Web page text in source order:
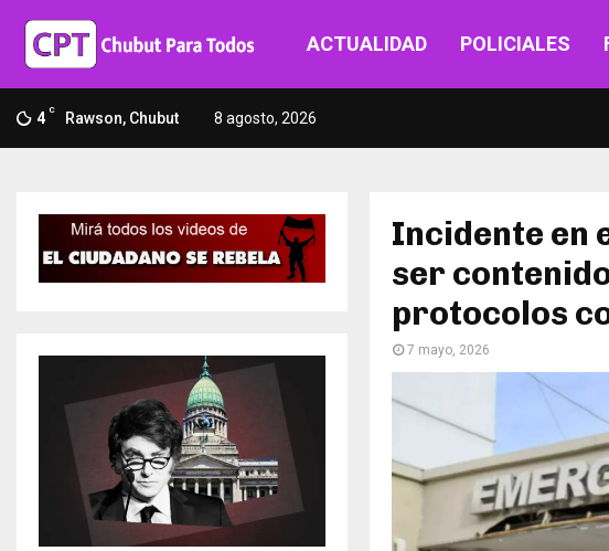
ACTUALIDAD POLICIALES
4 C Rawson, Chubut 8 agosto, 2026
Incidente en
ser
protocolos
7 mayo, 2026